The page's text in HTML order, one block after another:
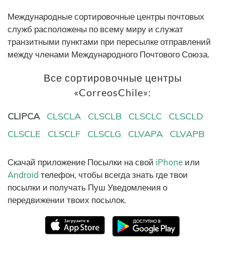
Международные сортировочные центры почтовых
служб расположены по всему миру и служат
транзитными пунктами при пересылке отправлений
между членами Международного Почтового Союза.
Все сортировочные центры
«CorreosChile»:
CLIPCA CLSCLA CLSCLB CLSCLC
CLSCLD
CLSCLE
CLSCLF CLSCLG CLVAPA CLVAPB
Скачай приложение Посылки на свой iPhone или
Android телефон, чтобы всегда знать где твои
посылки и получать Пуш Уведомления о
передвижении твоих посылок.